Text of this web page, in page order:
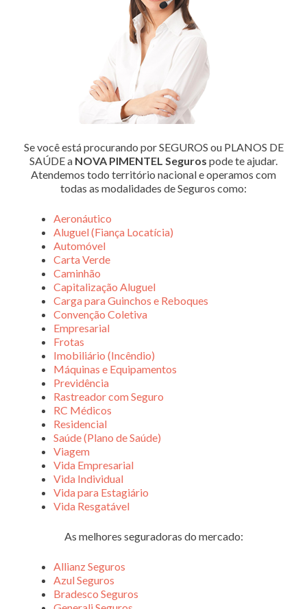
Se você está procurando por SEGUROS ou PLANOS DE
SAÚDE a NOVA PIMENTEL Seguros pode te ajudar.
Atendemos todo território nacional e operamos com
todas as modalidades de Seguros como:
Aeronáutico
Aluguel (Fiança Locatícia)
Automóvel
Carta Verde
Caminhão
Capitalização Aluguel
Carga para Guinchos e Reboques
Convenção Coletiva
Empresarial
Frotas
Imobiliário (Incêndio)
Máquinas e Equipamentos
Previdência
Rastreador com Seguro
RC Médicos
Residencial
Saúde (Plano de Saúde)
Viagem
Vida Empresarial
Vida Individual
Vida para Estagiário
Vida Resgatável
As melhores seguradoras do mercado:
Allianz Seguros
Azul Seguros
Bradesco Seguros